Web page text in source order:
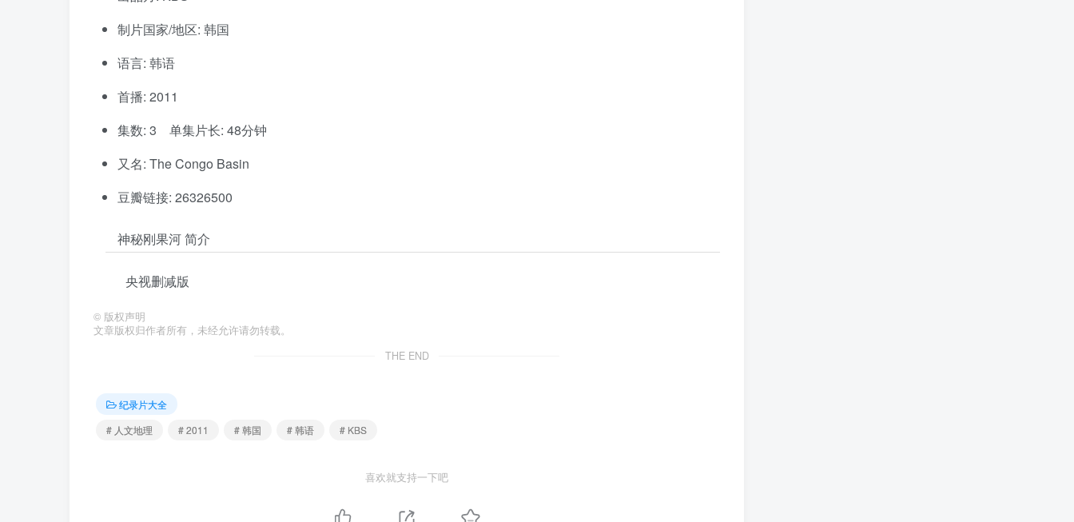
制片国家/地区: 韩国
语言: 韩语
首播: 2011
集数: 3 单集片长: 48分钟
又名: The Congo Basin
豆瓣链接: 26326500
神秘刚果河 简介
央视删减版
© 版权声明
文章版权归作者所有，未经允许请勿转载。
THE END
纪录片大全
# 人文地理
# 2011 # 韩国 # 韩语 # KBS
喜欢就支持一下吧